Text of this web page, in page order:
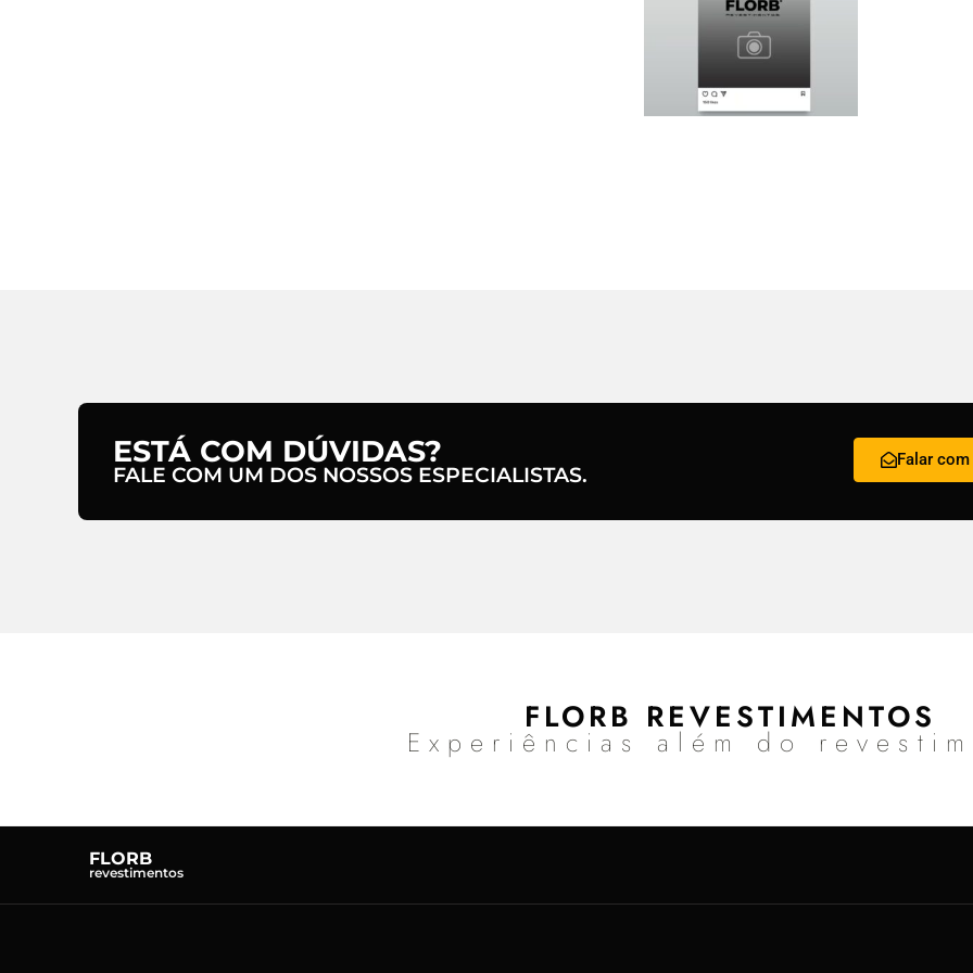
ESTÁ COM DÚVIDAS?
FALE COM UM DOS NOSSOS ESPECIALISTAS.
Falar
FLORB REVESTIMENTOS
Experiências além do
FLORB
revestimentos